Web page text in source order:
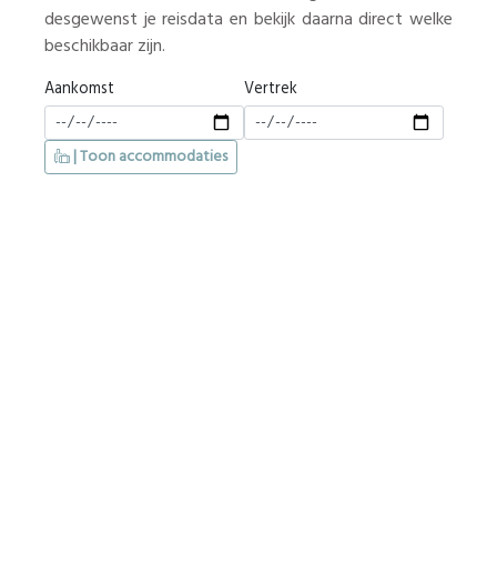
desgewenst je reisdata en bekijk daarna direct welke
beschikbaar zijn.
Aankomst Vertrek
| Toon accommodaties